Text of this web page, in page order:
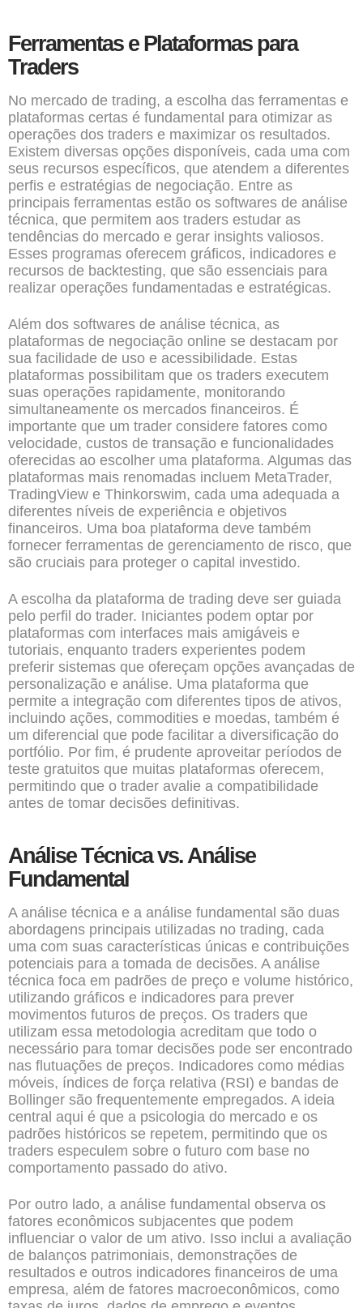
Ferramentas e Plataformas para
Traders
No mercado de trading, a escolha das ferramentas e
plataformas certas é fundamental para otimizar as
operações dos traders e maximizar os resultados.
Existem diversas opções disponíveis, cada uma com
seus recursos específicos, que atendem a diferentes
perfis e estratégias de negociação. Entre as
principais ferramentas estão os softwares de análise
técnica, que permitem aos traders estudar as
tendências do mercado e gerar insights valiosos.
Esses programas oferecem gráficos, indicadores e
recursos de backtesting, que são essenciais para
realizar operações fundamentadas e estratégicas.
Além dos softwares de análise técnica, as
plataformas de negociação online se destacam por
sua facilidade de uso e acessibilidade. Estas
plataformas possibilitam que os traders executem
suas operações rapidamente, monitorando
simultaneamente os mercados financeiros. É
importante que um trader considere fatores como
velocidade, custos de transação e funcionalidades
oferecidas ao escolher uma plataforma. Algumas das
plataformas mais renomadas incluem MetaTrader,
TradingView e Thinkorswim, cada uma adequada a
diferentes níveis de experiência e objetivos
financeiros. Uma boa plataforma deve também
fornecer ferramentas de gerenciamento de risco, que
são cruciais para proteger o capital investido.
A escolha da plataforma de trading deve ser guiada
pelo perfil do trader. Iniciantes podem optar por
plataformas com interfaces mais amigáveis e
tutoriais, enquanto traders experientes podem
preferir sistemas que ofereçam opções avançadas de
personalização e análise. Uma plataforma que
permite a integração com diferentes tipos de ativos,
incluindo ações, commodities e moedas, também é
um diferencial que pode facilitar a diversificação do
portfólio. Por fim, é prudente aproveitar períodos de
teste gratuitos que muitas plataformas oferecem,
permitindo que o trader avalie a compatibilidade
antes de tomar decisões definitivas.
Análise Técnica vs. Análise
Fundamental
A análise técnica e a análise fundamental são duas
abordagens principais utilizadas no trading, cada
uma com suas características únicas e contribuições
potenciais para a tomada de decisões. A análise
técnica foca em padrões de preço e volume histórico,
utilizando gráficos e indicadores para prever
movimentos futuros de preços. Os traders que
utilizam essa metodologia acreditam que todo o
necessário para tomar decisões pode ser encontrado
nas flutuações de preços. Indicadores como médias
móveis, índices de força relativa (RSI) e bandas de
Bollinger são frequentemente empregados. A ideia
central aqui é que a psicologia do mercado e os
padrões históricos se repetem, permitindo que os
traders especulem sobre o futuro com base no
comportamento passado do ativo.
Por outro lado, a análise fundamental observa os
fatores econômicos subjacentes que podem
influenciar o valor de um ativo. Isso inclui a avaliação
de balanços patrimoniais, demonstrações de
resultados e outros indicadores financeiros de uma
empresa, além de fatores macroeconômicos, como